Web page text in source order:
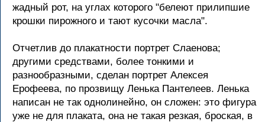
жадный рот, на углах которого "белеют прилипшие
крошки пирожного и тают кусочки масла".
Отчетлив до плакатности портрет Слаенова;
другими средствами, более тонкими и
разнообразными, сделан портрет Алексея
Ерофеева, по прозвищу Ленька Пантелеев. Ленька
написан не так однолинейно, он сложен: это фигура
уже не для плаката, она не такая резкая, броская, в